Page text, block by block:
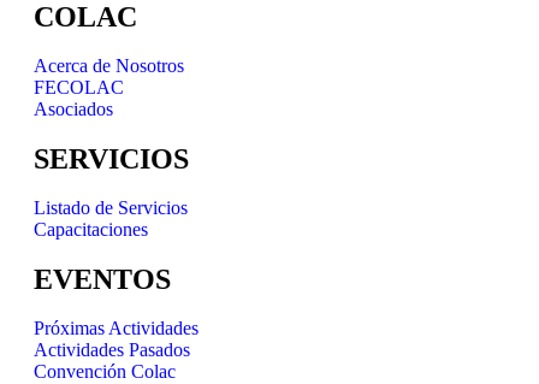
COLAC
Acerca de Nosotros
FECOLAC
Asociados
SERVICIOS
Listado de Servicios
Capacitaciones
EVENTOS
Próximas Actividades
Actividades Pasados
Convención Colac